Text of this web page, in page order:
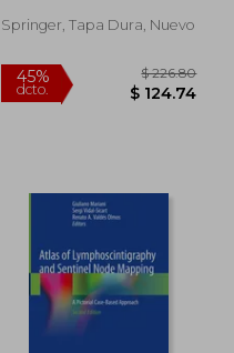
Springer, Tapa Dura, Nuevo